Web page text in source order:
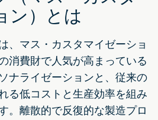
ン）とは
、マス・カスタマイゼーショ
消費財で人気が高まっている
ナライゼーションと、従来の
る低コストと生産効率を組み
。離散的で反復的な製造プロ